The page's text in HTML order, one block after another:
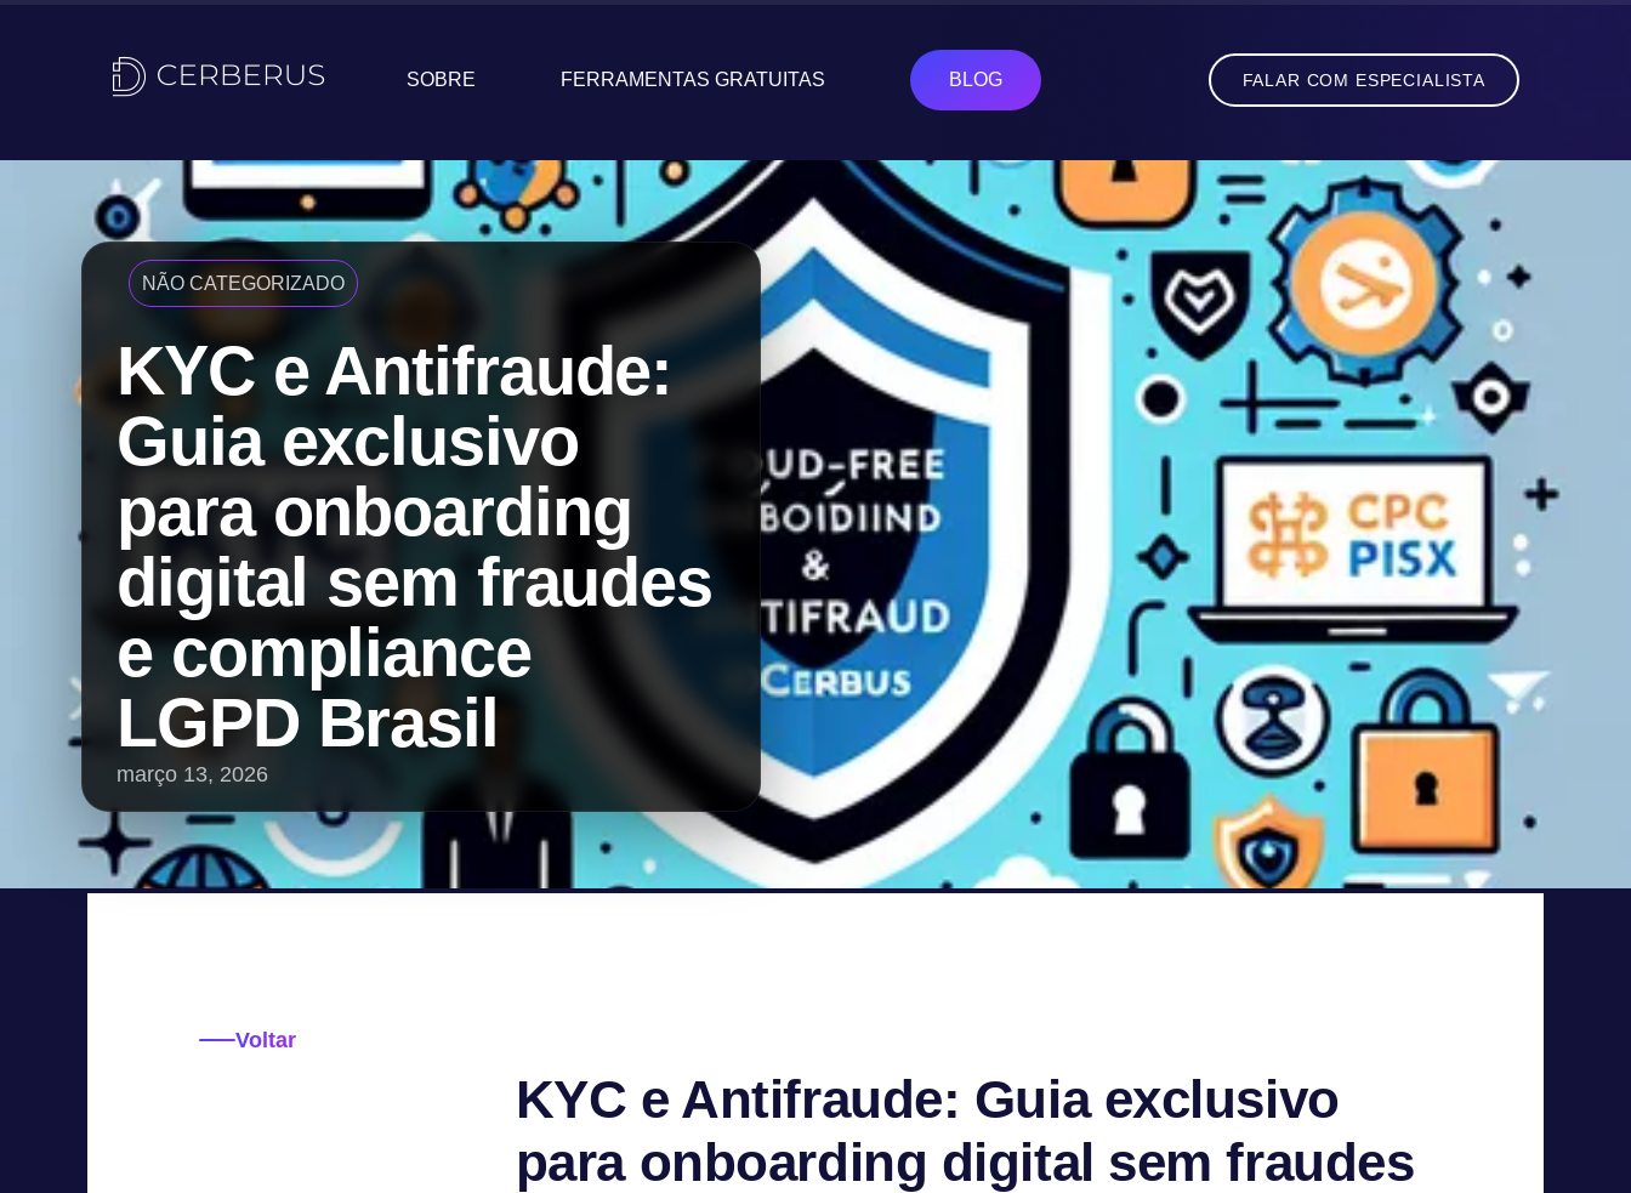
SOBRE FERRAMENTAS GRATUITAS BLOG FALAR COM ESPECIALISTA
NÃO CATEGORIZADO
KYC e Antifraude:
Guia exclusivo
para onboarding
digital sem fraudes
e compliance
LGPD Brasil
março 13, 2026
Voltar
KYC e Antifraude: Guia exclusivo
para onboarding digital sem fraudes